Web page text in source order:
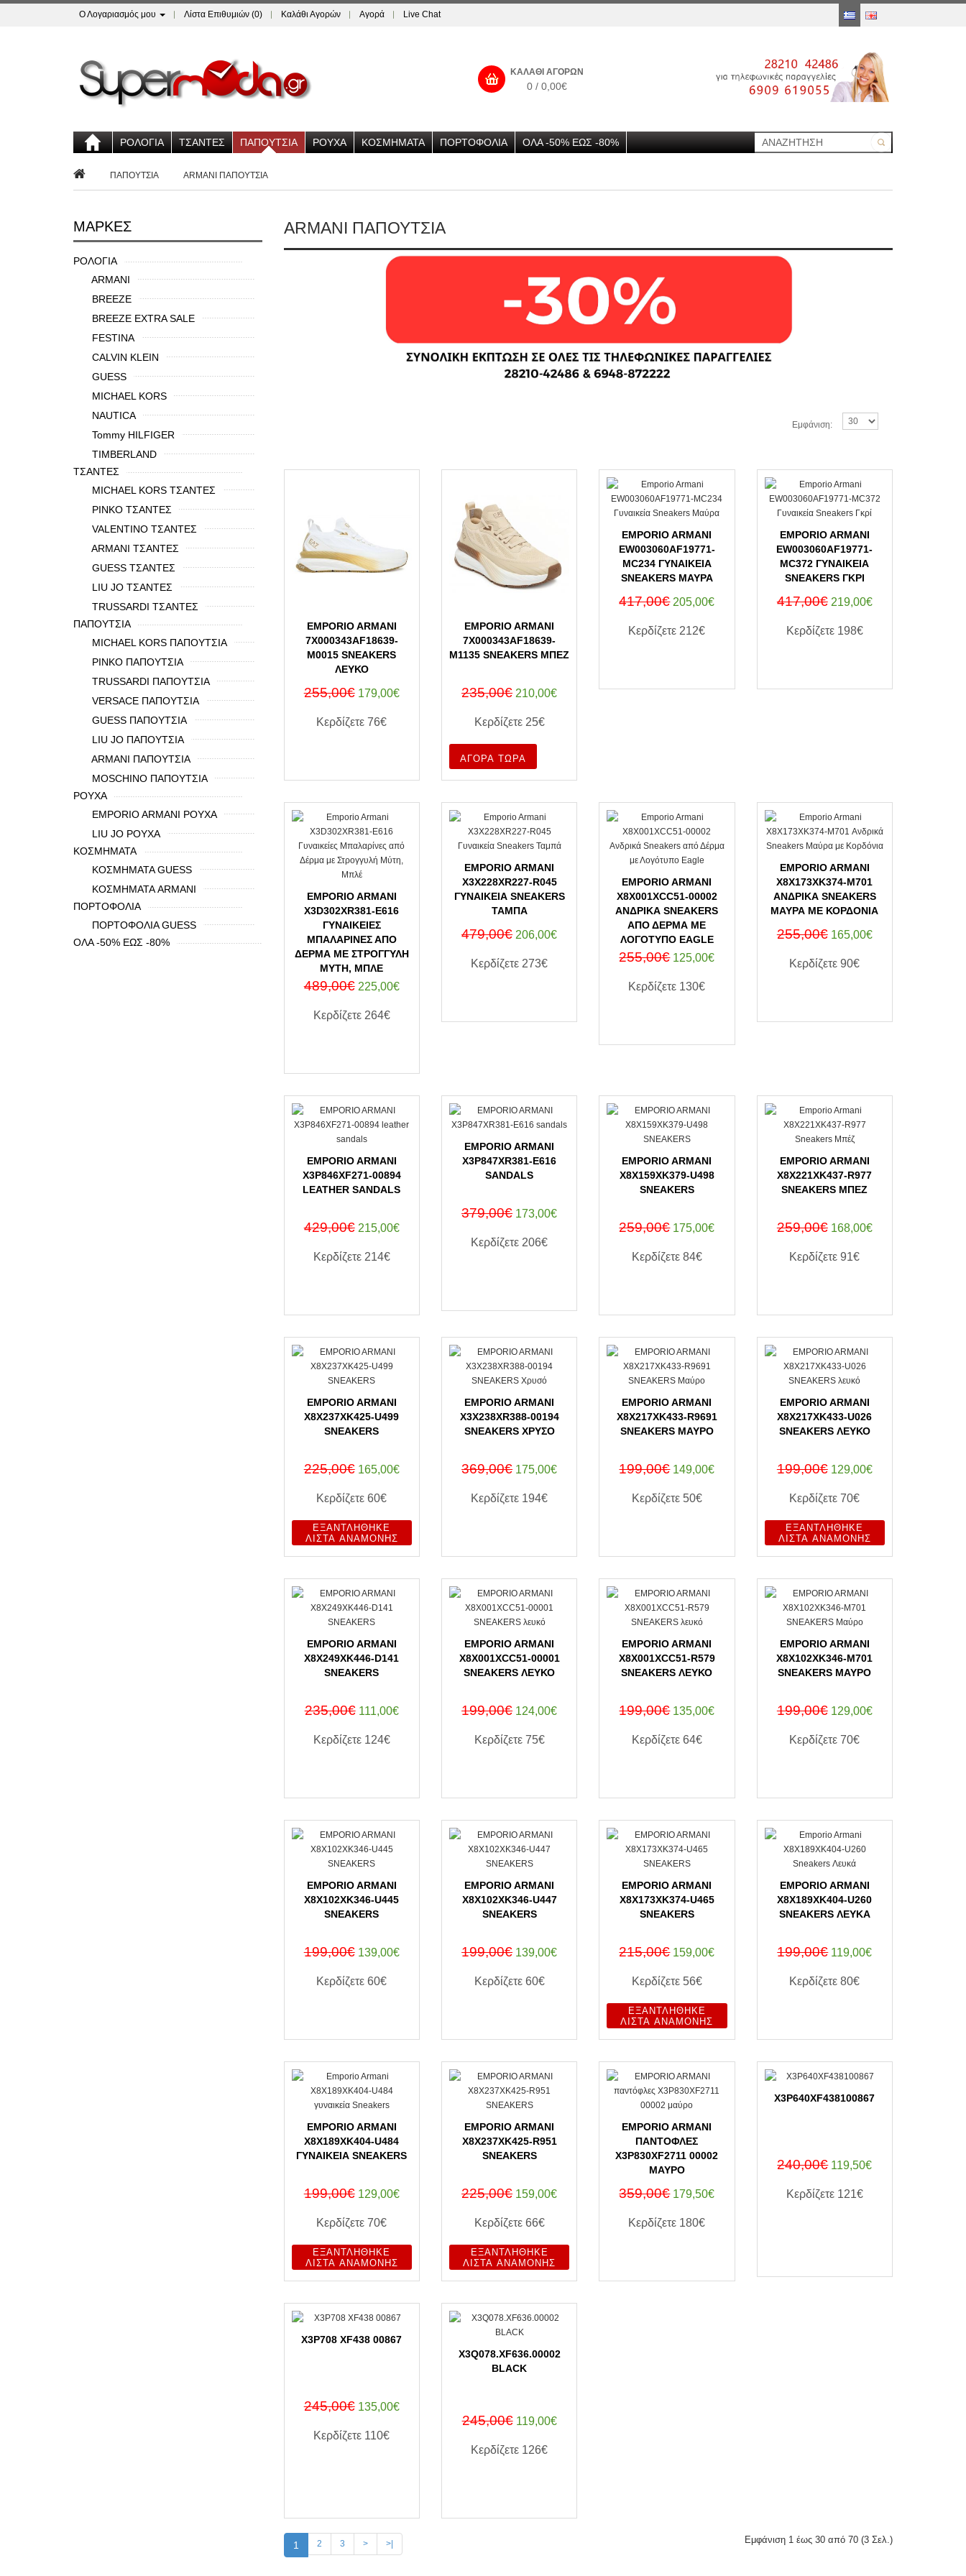
Ο Λογαριασμός μου Λίστα Επιθυμιών (0) Καλάθι Αγορών Αγορά Live Chat
ΚΑΛΆΘΙ ΑΓΟΡΏΝ
0 / 0,00€
ΡΟΛΟΓΙΑ ΤΣΑΝΤΕΣ ΠΑΠΟΥΤΣΙΑ ΡΟΥΧΑ ΚΟΣΜΗΜΑΤΑ ΠΟΡΤΟΦΟΛΙΑ ΟΛΑ -50% ΕΩΣ -80%
ΠΑΠΟΥΤΣΙΑ ARMANI ΠΑΠΟΥΤΣΙΑ
ΜΆΡΚΕΣ
ΡΟΛΟΓΙΑ
ARMANI
BREEZE
BREEZE EXTRA SALE
FESTINA
CALVIN KLEIN
GUESS
MICHAEL KORS
NAUTICA
Tommy HILFIGER
TIMBERLAND
ΤΣΑΝΤΕΣ
MICHAEL KORS ΤΣΑΝΤΕΣ
PINKO ΤΣΑΝΤΕΣ
VALENTINO ΤΣΑΝΤΕΣ
ARMANI ΤΣΑΝΤΕΣ
GUESS ΤΣΑΝΤΕΣ
LIU JO ΤΣΑΝΤΕΣ
TRUSSARDI ΤΣΑΝΤΕΣ
ΠΑΠΟΥΤΣΙΑ
MICHAEL KORS ΠΑΠΟΥΤΣΙΑ
PINKO ΠΑΠΟΥΤΣΙΑ
TRUSSARDI ΠΑΠΟΥΤΣΙΑ
VERSACE ΠΑΠΟΥΤΣΙΑ
GUESS ΠΑΠΟΥΤΣΙΑ
LIU JO ΠΑΠΟΥΤΣΙΑ
ARMANI ΠΑΠΟΥΤΣΙΑ
MOSCHINO ΠΑΠΟΥΤΣΙΑ
ΡΟΥΧΑ
EMPORIO ARMANI ΡΟΥΧΑ
LIU JO ΡΟΥΧΑ
ΚΟΣΜΗΜΑΤΑ
ΚΟΣΜΗΜΑΤΑ GUESS
ΚΟΣΜΗΜΑΤΑ ARMANI
ΠΟΡΤΟΦΟΛΙΑ
ΠΟΡΤΟΦΟΛΙΑ GUESS
ΟΛΑ -50% ΕΩΣ -80%
ARMANI ΠΑΠΟΥΤΣΙΑ
Εμφάνιση:
EMPORIO ARMANI
7X000343AF18639-
M0015 SNEAKERS
ΛΕΥΚΌ
255,00€ 179,00€
Κερδίζετε76€
EMPORIO ARMANI
7X000343AF18639-
M1135 SNEAKERS ΜΠΈΖ
235,00€ 210,00€
Κερδίζετε 25€
ΑΓΟΡΑ ΤΩΡΑ
EMPORIO ARMANI
EW003060AF19771-
MC234 ΓΥΝΑΙΚΕΊΑ
SNEAKERS ΜΑΎΡΑ
417,00€ 205,00€
Κερδίζετε 212€
EMPORIO ARMANI
EW003060AF19771-
MC372 ΓΥΝΑΙΚΕΊΑ
SNEAKERS ΓΚΡΊ
417,00€ 219,00€
Κερδίζετε 198€
EMPORIO ARMANI
X3D302XR381-E616
ΓΥΝΑΙΚΕΊΕΣ
ΜΠΑΛΑΡΊΝΕΣ ΑΠΌ
ΔΈΡΜΑ ΜΕ ΣΤΡΟΓΓΥΛΉ
ΜΎΤΗ, ΜΠΛΈ
489,00€ 225,00€
Κερδίζετε 264€
EMPORIO ARMANI
X3X228XR227-R045
ΓΥΝΑΙΚΕΊΑ SNEAKERS
ΤΑΜΠΆ
479,00€ 206,00€
Κερδίζετε 273€
EMPORIO ARMANI
X8X001XCC51-00002
ΑΝΔΡΙΚΆ SNEAKERS
ΑΠΌ ΔΈΡΜΑ ΜΕ
ΛΟΓΌΤΥΠΟ EAGLE
255,00€ 125,00€
Κερδίζετε 130€
EMPORIO ARMANI
X8X173XK374-M701
ΑΝΔΡΙΚΆ SNEAKERS
ΜΑΎΡΑ ΜΕ ΚΟΡΔΌΝΙΑ
255,00€ 165,00€
Κερδίζετε90€
EMPORIO ARMANI
X3P846XF271-00894
LEATHER SANDALS
429,00€ 215,00€
Κερδίζετε 214€
EMPORIO ARMANI
X3P847XR381-E616
SANDALS
379,00€ 173,00€
Κερδίζετε 206€
EMPORIO ARMANI
X8X159XK379-U498
SNEAKERS
259,00€ 175,00€
Κερδίζετε 84€
EMPORIO ARMANI
X8X221XK437-R977
SNEAKERS ΜΠΈΖ
259,00€ 168,00€
Κερδίζετε91€
EMPORIO ARMANI
X8X237XK425-U499
SNEAKERS
225,00€ 165,00€
Κερδίζετε60€
ΕΞΑΝΤΛΉΘΗΚΕ
ΛΊΣΤΑ ΑΝΑΜΟΝΉΣ
EMPORIO ARMANI
X3X238XR388-00194
SNEAKERS ΧΡΥΣΌ
369,00€ 175,00€
Κερδίζετε 194€
EMPORIO ARMANI
X8X217XK433-R9691
SNEAKERS ΜΑΎΡΟ
199,00€ 149,00€
Κερδίζετε 50€
EMPORIO ARMANI
X8X217XK433-U026
SNEAKERS ΛΕΥΚΌ
199,00€ 129,00€
Κερδίζετε70€
ΕΞΑΝΤΛΉΘΗΚΕ
ΛΊΣΤΑ ΑΝΑΜΟΝΉΣ
EMPORIO ARMANI
X8X249XK446-D141
SNEAKERS
235,00€ 111,00€
Κερδίζετε 124€
EMPORIO ARMANI
X8X001XCC51-00001
SNEAKERS ΛΕΥΚΌ
199,00€ 124,00€
Κερδίζετε 75€
EMPORIO ARMANI
X8X001XCC51-R579
SNEAKERS ΛΕΥΚΌ
199,00€ 135,00€
Κερδίζετε 64€
EMPORIO ARMANI
X8X102XK346-M701
SNEAKERS ΜΑΎΡΟ
199,00€ 129,00€
Κερδίζετε70€
EMPORIO ARMANI
X8X102XK346-U445
SNEAKERS
199,00€ 139,00€
Κερδίζετε60€
EMPORIO ARMANI
X8X102XK346-U447
SNEAKERS
199,00€ 139,00€
Κερδίζετε 60€
EMPORIO ARMANI
X8X173XK374-U465
SNEAKERS
215,00€ 159,00€
Κερδίζετε 56€
ΕΞΑΝΤΛΉΘΗΚΕ
ΛΊΣΤΑ ΑΝΑΜΟΝΉΣ
EMPORIO ARMANI
X8X189XK404-U260
SNEAKERS ΛΕΥΚΆ
199,00€ 119,00€
Κερδίζετε80€
EMPORIO ARMANI
X8X189XK404-U484
ΓΥΝΑΙΚΕΊΑ SNEAKERS
199,00€ 129,00€
Κερδίζετε70€
ΕΞΑΝΤΛΉΘΗΚΕ
ΛΊΣΤΑ ΑΝΑΜΟΝΉΣ
EMPORIO ARMANI
X8X237XK425-R951
SNEAKERS
225,00€ 159,00€
Κερδίζετε 66€
ΕΞΑΝΤΛΉΘΗΚΕ
ΛΊΣΤΑ ΑΝΑΜΟΝΉΣ
EMPORIO ARMANI
ΠΑΝΤΌΦΛΕΣ
X3P830XF2711 00002
ΜΑΎΡΟ
359,00€ 179,50€
Κερδίζετε 180€
X3P640XF438100867
240,00€ 119,50€
Κερδίζετε 121€
X3P708 XF438 00867
245,00€ 135,00€
Κερδίζετε 110€
X3Q078.XF636.00002
BLACK
245,00€ 119,00€
Κερδίζετε 126€
1 2 3 > >| Εμφάνιση 1 έως 30 από 70 (3 Σελ.)